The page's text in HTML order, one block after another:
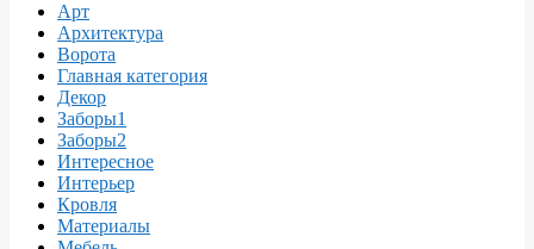
Арт
Архитектура
Ворота
Главная категория
Декор
Заборы1
Заборы2
Интересное
Интерьер
Кровля
Материалы